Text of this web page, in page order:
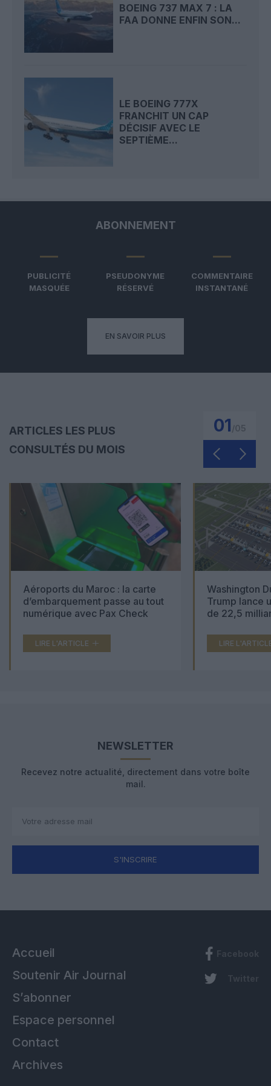
BOEING 737 MAX 7 : LA
FAA DONNE ENFIN SON...
LE BOEING 777X
FRANCHIT UN CAP
DÉCISIF AVEC LE
SEPTIÈME...
ABONNEMENT
PUBLICITÉ
MASQUÉE
PSEUDONYME
RÉSERVÉ
COMMENTAIRE
INSTANTANÉ
EN SAVOIR PLUS
ARTICLES LES PLUS
CONSULTÉS DU MOIS
01
Aéroports du Maroc : la carte
d’embarquement passe au tout
numérique avec Pax Check
LIRE L'ARTICLE
Washington
Trump lance
de 22,5
LIRE
NEWSLETTER
Recevez notre actualité, directement dans votre boîte
mail.
S'INSCRIRE
Accueil
Soutenir Air Journal
S’abonner
Espace personnel
Contact
Archives